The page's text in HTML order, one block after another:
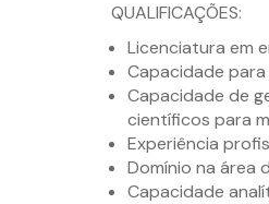
QUALIFICAÇÕES:
Licenciatura em
Capacidade
Capacidade de
científicos para
Experiência
Domínio na área
Capacidade